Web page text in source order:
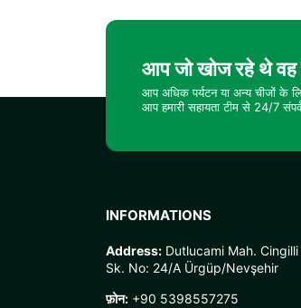
आप जो खोज रहे थे वह
आप अधिक पर्यटन या अन्य चीजों के
आप हमारी सहायता टीम से 24/7
INFORMATIONS
Address: Dutlucami Mah. Cingilli
Sk. No: 24/A Ürgüp/Nevşehir
फ़ोन: +90 5398557275